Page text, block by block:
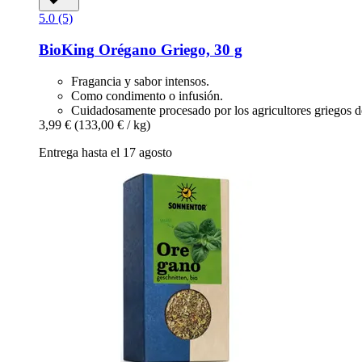
5.0 (5)
BioKing Orégano Griego, 30 g
Fragancia y sabor intensos.
Como condimento o infusión.
Cuidadosamente procesado por los agricultores griegos
3,99 € (133,00 € / kg)
Entrega hasta el 17 agosto